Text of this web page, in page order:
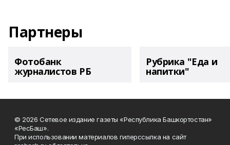
Партнеры
Фотобанк
журналистов РБ
Рубрика "Еда и
напитки"
© 2026 Сетевое издание газеты «Республика Башкортостан»
«РесБаш».
При использовании материалов гиперссылка на сайт